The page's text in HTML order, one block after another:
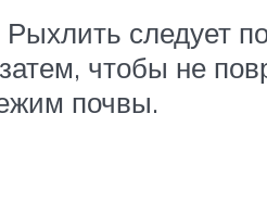
следует
чтобы не
почвы.